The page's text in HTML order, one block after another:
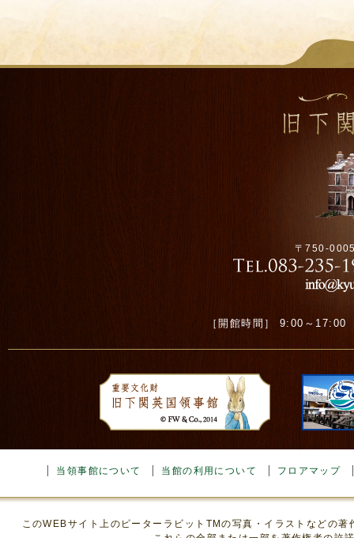
〒750-
［開館時間］ 9:00～
当領事館について 当館の利用について フロアマップ
このWEBサイト上のピーターラビットTMの写真・イラストなどの